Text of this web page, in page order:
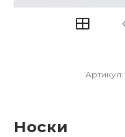
Артикул:
Носки